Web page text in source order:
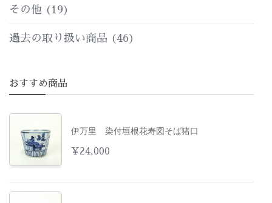
その他 (19)
過去の取り扱い商品 (46)
おすすめ商品
伊万里 染付垣根花寿図そば猪口
¥ 24,000